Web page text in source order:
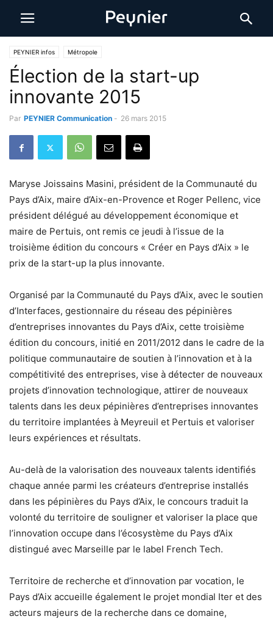
PEYNIER infos Métropole
Élection de la start-up
innovante 2015
Par PEYNIER Communication - 26 mars 2015
Maryse Joissains Masini, président de la Communauté du
Pays d’Aix, maire d’Aix-en-Provence et Roger Pellenc, vice
président délégué au développement économique et
maire de Pertuis, ont remis ce jeudi à l’issue de la
troisième édition du concours « Créer en Pays d’Aix » le
prix de la start-up la plus innovante.
Organisé par la Communauté du Pays d’Aix, avec le soutien
d’Interfaces, gestionnaire du réseau des pépinières
d’entreprises innovantes du Pays d’Aix, cette troisième
édition du concours, initié en 2011/2012 dans le cadre de la
politique communautaire de soutien à l’innovation et à la
compétitivité des entreprises, vise à détecter de nouveaux
projets d’innovation technologique, attirer de nouveaux
talents dans les deux pépinières d’entreprises innovantes
du territoire implantées à Meyreuil et Pertuis et valoriser
leurs expériences et résultats.
Au-delà de la valorisation des nouveaux talents identifiés
chaque année parmi les créateurs d’entreprise installés
dans les pépinières du Pays d’Aix, le concours traduit la
volonté du territoire de souligner et valoriser la place que
l’innovation occupe dans l’écosystème du Pays d’Aix
distingué avec Marseille par le label French Tech.
Territoire de recherche et d’innovation par vocation, le
Pays d’Aix accueille également le projet mondial Iter et des
acteurs majeurs de la recherche dans ce domaine,